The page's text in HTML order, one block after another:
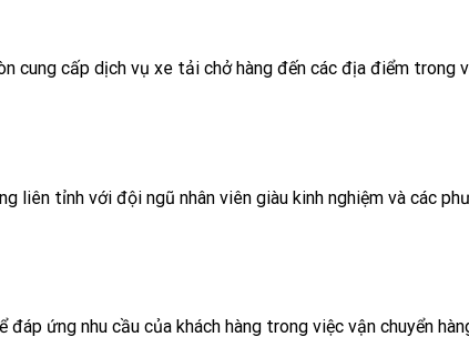
cung cấp dịch vụ xe tải chở hàng đến các địa điểm trong
liên tỉnh với đội ngũ nhân viên giàu kinh nghiệm và các
ứng nhu cầu của khách hàng trong việc vận chuyển